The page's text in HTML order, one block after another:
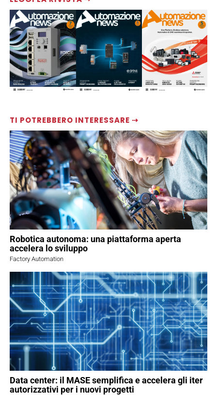
TI POTREBBERO INTERESSARE ⇢
Robotica autonoma: una piattaforma aperta
accelera lo sviluppo
Factory Automation
Data center: il MASE semplifica e accelera gli iter
autorizzativi per i nuovi progetti